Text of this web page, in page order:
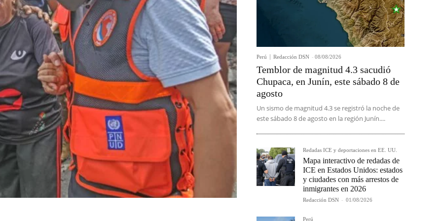
Perú Redacción DSN - 08/08/2026
Temblor de magnitud 4.3 sacudió
Chupaca, en Junín, este sábado 8 de
agosto
Un sismo de magnitud 4.3 se registró la noche de
este sábado 8 de agosto en la región Junín....
Redadas ICE y deportaciones en EE. UU.
Mapa interactivo de redadas de
ICE en Estados Unidos: estados
y ciudades con más arrestos de
inmigrantes en 2026
Redacción DSN - 01/08/2026
Perú